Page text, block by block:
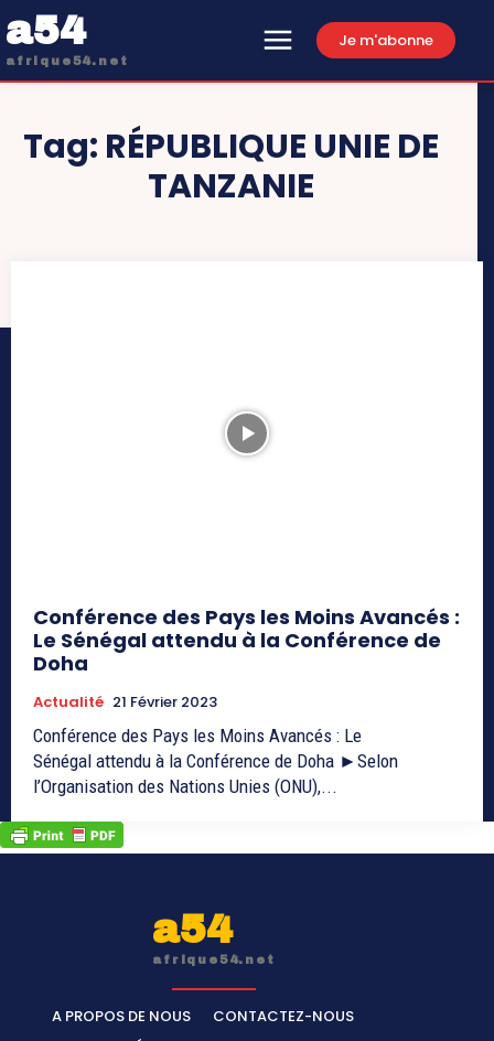
a54
afrique54.net
Je m'abonne
Tag: RÉPUBLIQUE UNIE DE
TANZANIE
Conférence des Pays les Moins Avancés :
Le Sénégal attendu à la Conférence de
Doha
Actualité 21 Février 2023
Conférence des Pays les Moins Avancés : Le
Sénégal attendu à la Conférence de Doha ►Selon
l’Organisation des Nations Unies (ONU),...
a54
afrique54.net
A PROPOS DE NOUS
CONTACTEZ-NOUS